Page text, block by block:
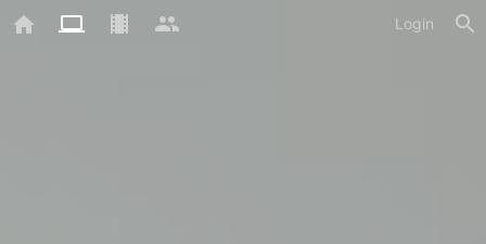
Login